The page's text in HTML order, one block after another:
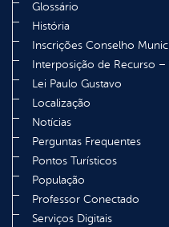
Glossário
História
Inscrições Conselho
Interposição de Recurso
Lei Paulo Gustavo
Localização
Notícias
Perguntas Frequentes
Pontos Turísticos
População
Professor Conectado
Serviços Digitais